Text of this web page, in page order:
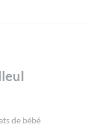
de bébé